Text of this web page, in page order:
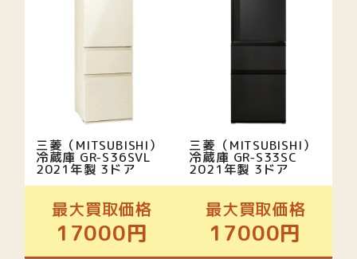
三菱（MITSUBISHI）
冷蔵庫 GR-S36SVL
2021年製 3ドア
最大買取価格
17000円
三菱（MITSUBISHI）
冷蔵庫 GR-S33SC
2021年製 3ドア
最大買取価格
17000円